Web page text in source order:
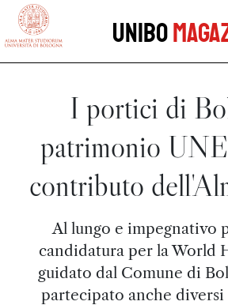
vai al contenuto della pagina
Unibo
I portici di
patrimonio
contributo
Al lungo e impegnativo
candidatura per la World
guidato dal Comune di
partecipato anche